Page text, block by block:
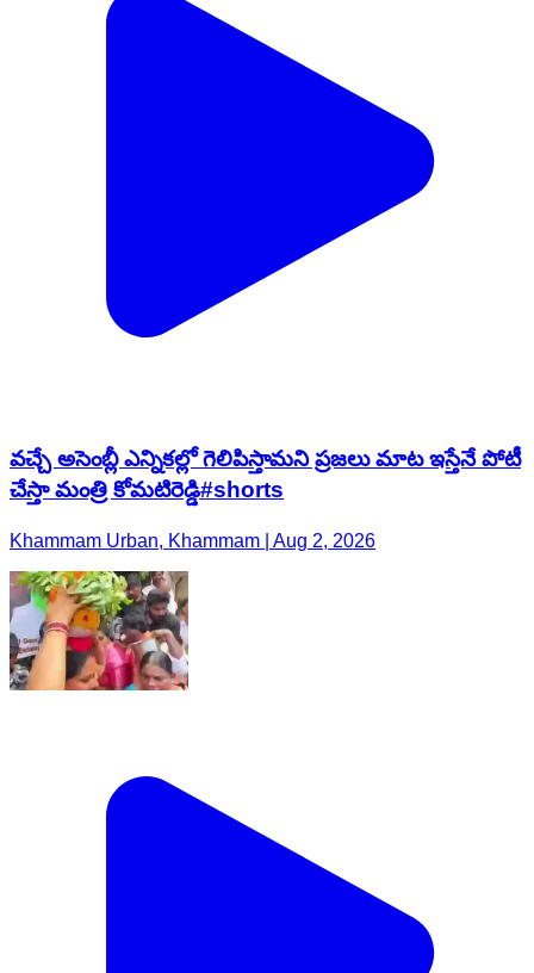
వచ్చే అసెంబ్లీ ఎన్నికల్లో గెలిపిస్తామని ప్రజలు మాట ఇస్తేనే పోటీ
చేస్తా మంత్రి కోమటిరెడ్డి#shorts
Khammam Urban, Khammam | Aug 2, 2026